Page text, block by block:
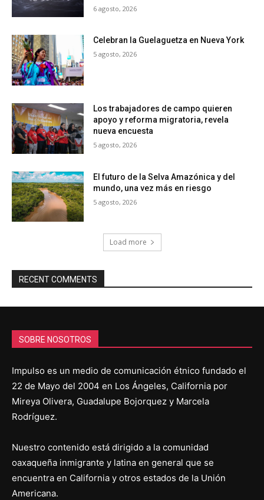
6 agosto, 2026
Celebran la Guelaguetza en Nueva York
5 agosto, 2026
Los trabajadores de campo quieren
apoyo y reforma migratoria, revela
nueva encuesta
5 agosto, 2026
El futuro de la Selva Amazónica y del
mundo, una vez más en riesgo
5 agosto, 2026
Load more
RECENT COMMENTS
SOBRE NOSOTROS
Impulso es un medio de comunicación étnico fundado el
22 de Mayo del 2004 en Los Ángeles, California por
Mireya Olivera, Guadalupe Bojorquez y Marcela
Rodríguez.
Nuestro contenido está dirigido a la comunidad
oaxaqueña inmigrante y latina en general que se
encuentra en California y otros estados de la Unión
Americana.